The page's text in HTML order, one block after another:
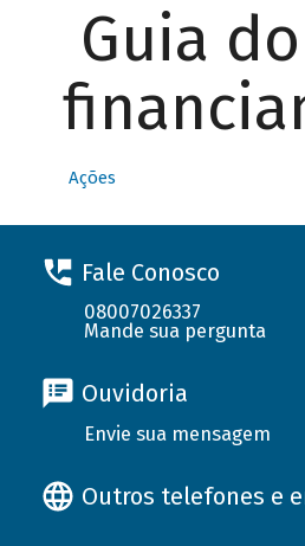
Guia do
Ações
Fale Conosco
08007026337
Mande sua pergunta
Ouvidoria
Envie sua mensagem
Outros telefones e